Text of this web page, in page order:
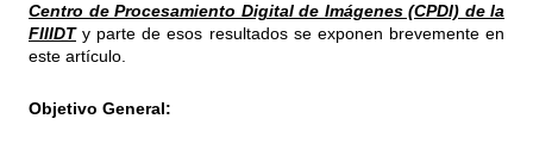
Centro de Procesamiento Digital de Imágenes (CPDI) de la
FIIIDT y parte de esos resultados se exponen brevemente en
este artículo.
Objetivo General: